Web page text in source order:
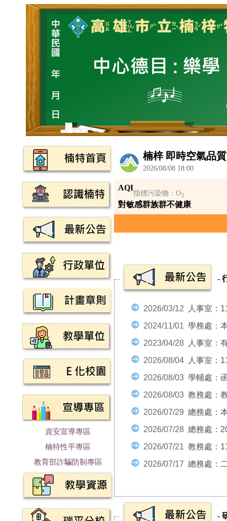
:::
資安宣導專區
楠特性平專區
教育部詐騙防制專區
:::
-
2026/03/12
人事室：
2024/11/01 學務處：
2023/04/28
人事室：
2026/08/04
人事室：
2026/08/03 學輔處：
2026/08/03 教務處：
2026/07/29 總務處：
2026/07/28 總務處：
2026/07/21 教務處：
2026/07/17 總務處：
-